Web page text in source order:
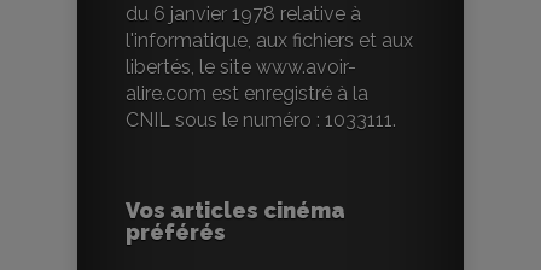
du 6 janvier 1978 relative à
l'informatique, aux fichiers et aux
libertés, le site www.avoir-
alire.com est enregistré à la
CNIL sous le numéro : 1033111.
Vos articles cinéma
préférés